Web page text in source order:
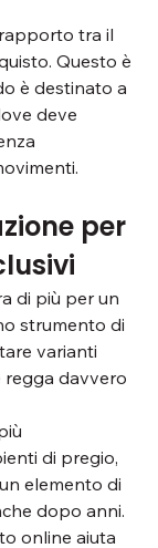
tra il
Questo è
è destinato a
deve
per
di più per un
strumento di
varianti
regga davvero
di pregio,
elemento di
dopo anni.
online aiuta